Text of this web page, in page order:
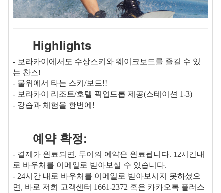
Highlights
- 보라카이에서도 수상스키와 웨이크보드를 즐길 수 있
는 찬스!
- 물위에서 타는 스키/보드!!
- 보라카이 리조트/호텔 픽업드롭 제공(스테이션 1-3)
- 강습과 체험을 한번에!
예약 확정:
- 결제가 완료되면, 투어의 예약은 완료됩니다. 12시간내
로 바우처를 이메일로 받아보실 수 있습니다.
- 24시간 내로 바우처를 이메일로 받아보시지 못하셨으
면, 바로 저희 고객센터 1661-2372 혹은 카카오톡 플러스